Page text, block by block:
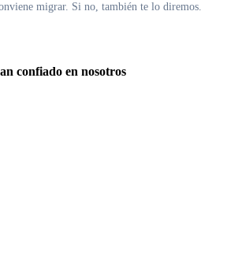
migrar. Si no, también te lo diremos.
confiado en nosotros